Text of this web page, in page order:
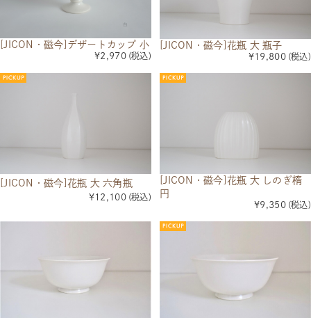
[JICON・磁今]デザートカップ 小
¥2,970 (税込)
[JICON・磁今]花瓶 大 瓶子
¥19,800 (税込)
[JICON・磁今]花瓶 大 六角瓶
¥12,100 (税込)
[JICON・磁今]花瓶 大 しのぎ楕
円
¥9,350 (税込)